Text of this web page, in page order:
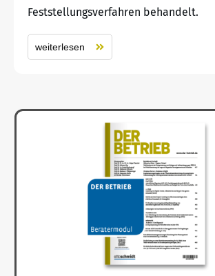
Feststellungsverfahren behandelt.
weiterlesen